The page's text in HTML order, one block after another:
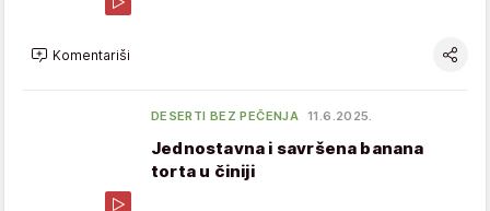
Komentariši
DESERTI BEZ PEČENJA 11.6.2025.
Jednostavna i savršena banana
torta u činiji